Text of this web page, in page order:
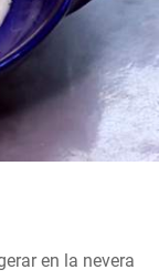
en la nevera